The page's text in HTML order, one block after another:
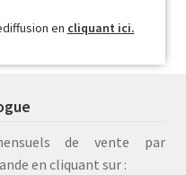
en cliquant ici.
de vente par
en cliquant sur :